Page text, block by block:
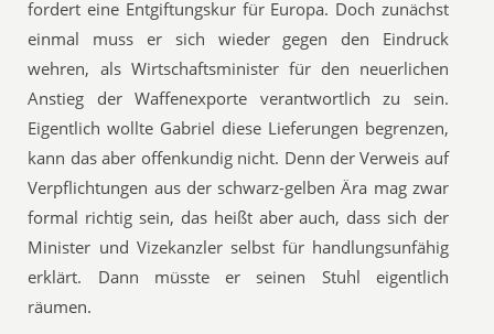
fordert eine Entgiftungskur für Europa. Doch zunächst
einmal muss er sich wieder gegen den Eindruck
wehren, als Wirtschaftsminister für den neuerlichen
Anstieg der Waffenexporte verantwortlich zu sein.
Eigentlich wollte Gabriel diese Lieferungen begrenzen,
kann das aber offenkundig nicht. Denn der Verweis auf
Verpflichtungen aus der schwarz-gelben Ära mag zwar
formal richtig sein, das heißt aber auch, dass sich der
Minister und Vizekanzler selbst für handlungsunfähig
erklärt. Dann müsste er seinen Stuhl eigentlich
räumen.